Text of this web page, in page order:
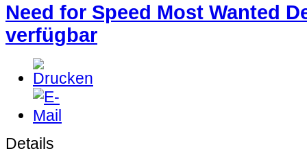
Need for Speed Most Wanted
verfügbar
Details